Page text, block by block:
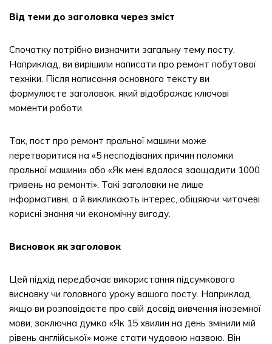
Від теми до заголовка через зміст
Спочатку потрібно визначити загальну тему посту.
Наприклад, ви вирішили написати про ремонт побутової
техніки. Після написання основного тексту ви
формулюєте заголовок, який відображає ключові
моменти роботи.
Так, пост про ремонт пральної машини може
перетворитися на «5 несподіваних причин поломки
пральної машини» або «Як мені вдалося заощадити 1000
гривень на ремонті». Такі заголовки не лише
інформативні, а й викликають інтерес, обіцяючи читачеві
корисні знання чи економічну вигоду.
Висновок як заголовок
Цей підхід передбачає використання підсумкового
висновку чи головного уроку вашого посту. Наприклад,
якщо ви розповідаєте про свій досвід вивчення іноземної
мови, заключна думка «Як 15 хвилин на день змінили мій
рівень англійської» може стати чудовою назвою. Він